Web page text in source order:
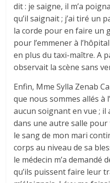
dit : je saigne, il m’a
qu’il saignait ; j’ai tiré un
la corde pour en faire un
pour l’emmener à
en plus du taxi-maître. A
observait la scène sans
Enfin, Mme Sylla Zenab
que nous sommes allés à
aucun soignant en vue ; il
dans une autre salle pour
le sang de mon mari
corps au niveau de sa
le médecin m’a demandé
qu’ils puissent faire leur